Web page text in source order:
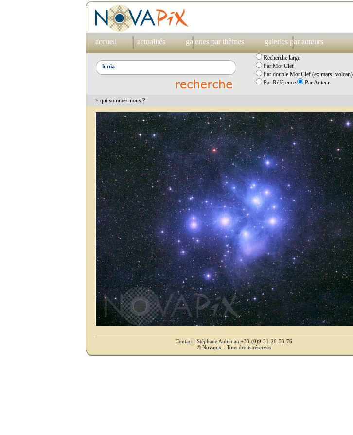
accueil actualités galeries par thèmes galeries par auteurs
Recherche large
Par Mot Clef
Par double Mot Clef (ex mars+volcan)
Par Référence
Par Auteur
> qui sommes-nous ?
Contact : Stéphane Aubin au +33-(0)9-51-26-53-76
© Novapix - Tous droits réservés